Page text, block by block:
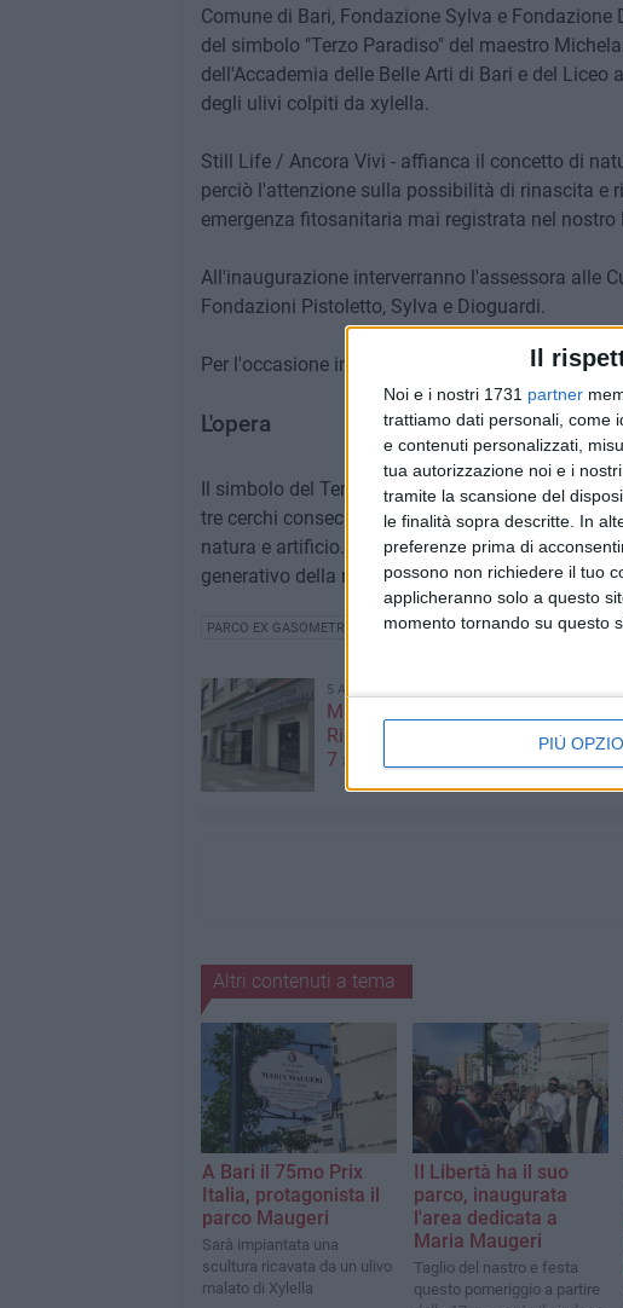
Il
Noi e i nostri 1731 partner
trattiamo dati personali, come
e contenuti personalizzati,
tua autorizzazione noi e i
tramite la scansione del
le finalità sopra descritte. In
preferenze prima di
possono non richiedere il tuo
applicheranno solo a questo
momento tornando su questo
PIÙ
Comune di Bari, Fondazione Sylva e
del simbolo "Terzo Paradiso" del maestro
dell'Accademia delle Belle Arti di Bari e del
degli ulivi colpiti da xylella.
Still Life / Ancora Vivi - affianca il concetto di
perciò l'attenzione sulla possibilità di rinascita e
emergenza fitosanitaria mai registrata nel nostro
All'inaugurazione interverranno l'assessora alle
Fondazioni Pistoletto, Sylva e Dioguardi.
Per l'occasione intorno all'opera gli studenti
L'opera
Il simbolo del Terzo Paradiso, riconfigurazione
tre cerchi consecutivi. I due cerchi esterni
natura e artificio. Quello centrale è la
generativo della nuova umanità.
PARCO EX GASOMETRO
5 AGOSTO 2026
Mafia e sale giochi a Bari, il
Riesame conferma il carcere per
7 arrestati
Altri contenuti a tema
A Bari il 75mo Prix
Italia, protagonista il
parco Maugeri
Sarà impiantata una
scultura ricavata da un ulivo
malato di Xylella
Il Libertà ha il suo
parco, inaugurata
l'area dedicata a
Maria Maugeri
Taglio del nastro e festa
questo pomeriggio a partire